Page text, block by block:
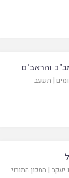
והראב"ם
| תשעב
יעקב | המכון התורני